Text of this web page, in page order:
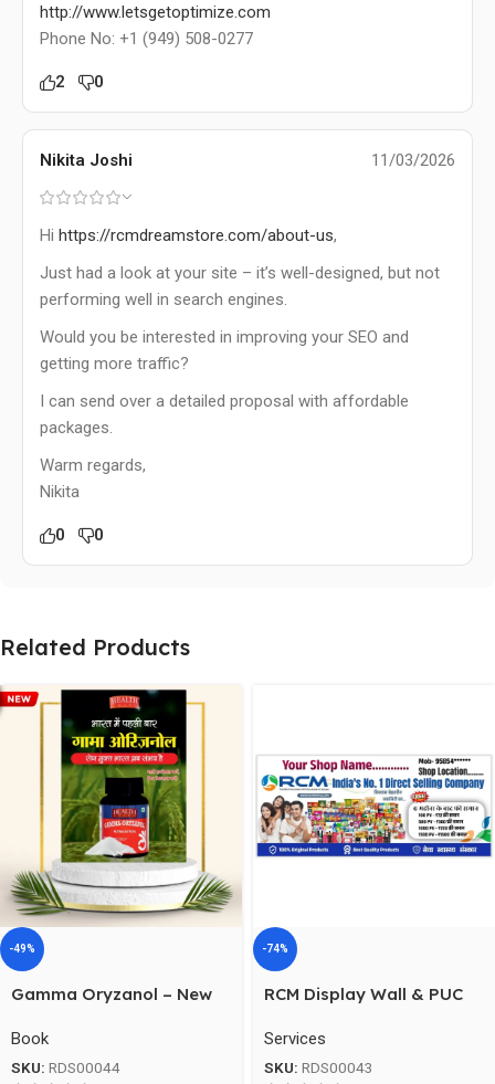
http://www.letsgetoptimize.com
Phone No: +1 (949) 508-0277
2 0
Nikita Joshi 11/03/2026
Hi https://rcmdreamstore.com/about-us,
Just had a look at your site – it’s well-designed, but not
performing well in search engines.
Would you be interested in improving your SEO and
getting more traffic?
I can send over a detailed proposal with affordable
packages.
Warm regards,
Nikita
0 0
Related Products
-49%
Gamma Oryzanol – New
Book
SKU: RDS00044
-74%
RCM Display Wall & PUC
Services
SKU: RDS00043